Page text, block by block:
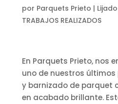
por Parquets Prieto |
TRABAJOS REALIZADOS
En Parquets Prieto, nos
uno de nuestros
y barnizado de parquet
en acabado brillante.